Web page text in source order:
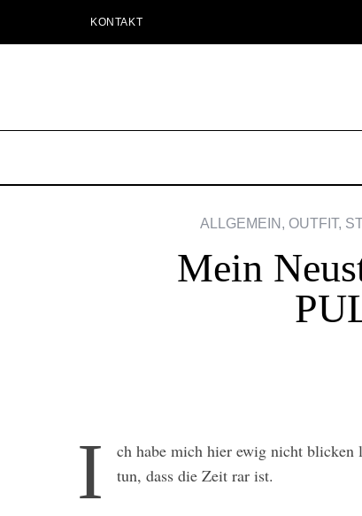
KONTAKT
ALLGEMEIN , OUTFIT,
Mein
I
ch habe mich hier ewig nicht blicken
tun, dass die Zeit rar ist.